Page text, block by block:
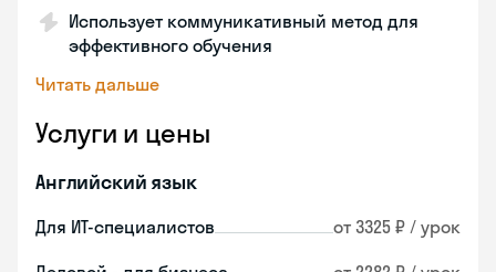
Использует коммуникативный метод для
эффективного обучения
Читать дальше
Услуги и цены
Английский язык
Для ИТ-специалистов от 3325 ₽ / урок